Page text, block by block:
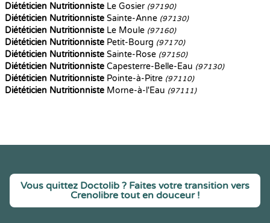
Diététicien Nutritionniste Le Gosier (97190)
Diététicien Nutritionniste Sainte-Anne (97130)
Diététicien Nutritionniste Le Moule (97160)
Diététicien Nutritionniste Petit-Bourg (97170)
Diététicien Nutritionniste Sainte-Rose (97150)
Diététicien Nutritionniste Capesterre-Belle-Eau (97130)
Diététicien Nutritionniste Pointe-à-Pitre (97110)
Diététicien Nutritionniste Morne-à-l'Eau (97111)
Vous quittez Doctolib ? Faites votre transition vers
Crenolibre tout en douceur !